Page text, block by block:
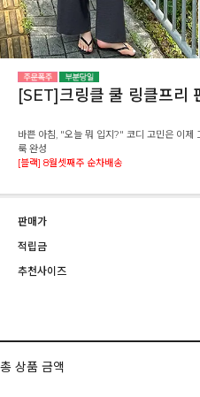
[SET]크링클 쿨 링클프리
바쁜 아침, "오늘 뭐 입지?" 코디 고민은 이제
룩 완성
[블랙] 8월셋째주 순차배송
판매가
적립금
추천사이즈
총 상품 금액